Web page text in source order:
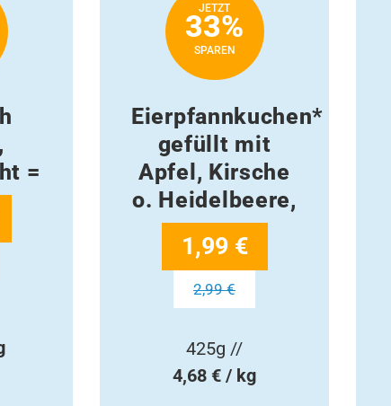
=
JETZT
33%
SPAREN
Eierpfannkuchen*
gefüllt mit
Apfel, Kirsche
o. Heidelbeere,
1,99 €
2,99 €
425g //
4,68 € / kg